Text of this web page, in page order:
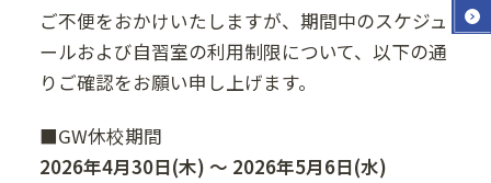
ご不便をおかけいたしますが、期間中のスケジュ
ールおよび自習室の利用制限について、以下の通
りご確認をお願い申し上げます。
■GW休校期間
2026年4月30日(木) ～ 2026年5月6日(水)